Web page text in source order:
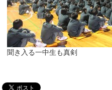
聞き入る一中生も真剣